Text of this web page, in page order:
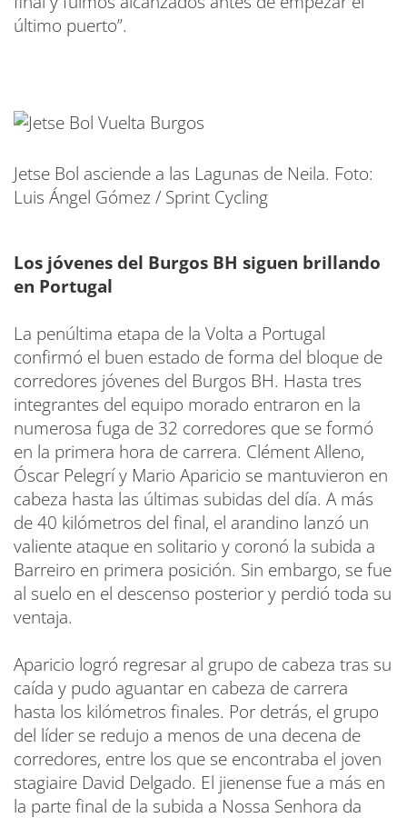
último puerto”.
Jetse Bol asciende a las Lagunas de Neila. Foto:
Luis Ángel Gómez / Sprint Cycling
Los jóvenes del Burgos BH siguen brillando
en Portugal
La penúltima etapa de la Volta a Portugal
confirmó el buen estado de forma del bloque de
corredores jóvenes del Burgos BH. Hasta tres
integrantes del equipo morado entraron en la
numerosa fuga de 32 corredores que se formó
en la primera hora de carrera. Clément Alleno,
Óscar Pelegrí y Mario Aparicio se mantuvieron en
cabeza hasta las últimas subidas del día. A más
de 40 kilómetros del final, el arandino lanzó un
valiente ataque en solitario y coronó la subida a
Barreiro en primera posición. Sin embargo, se fue
al suelo en el descenso posterior y perdió toda su
ventaja.
Aparicio logró regresar al grupo de cabeza tras su
caída y pudo aguantar en cabeza de carrera
hasta los kilómetros finales. Por detrás, el grupo
del líder se redujo a menos de una decena de
corredores, entre los que se encontraba el joven
stagiaire David Delgado. El jienense fue a más en
la parte final de la subida a Nossa Senhora da